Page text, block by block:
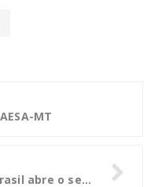
MT
Panorama da Educação no Brasil abre o segundo painel no XXIX Congresso dos TCs